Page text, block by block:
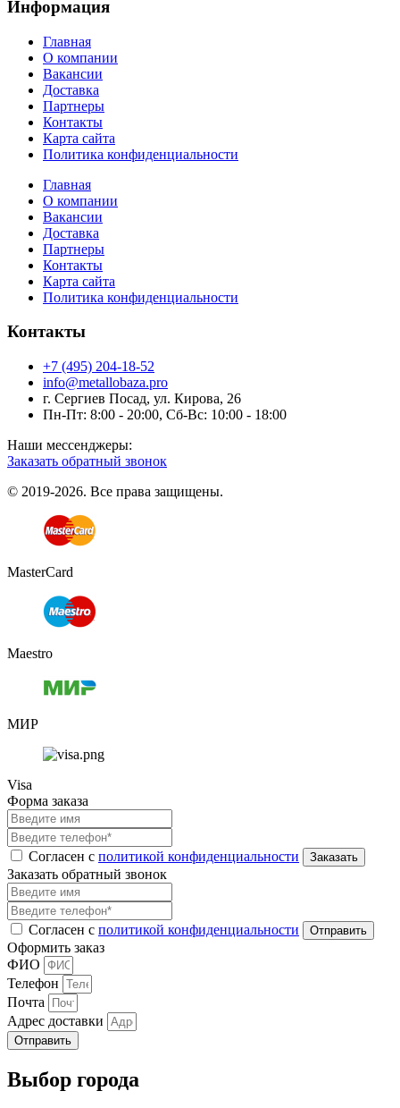
Информация
Главная
О компании
Вакансии
Доставка
Партнеры
Контакты
Карта сайта
Политика конфиденциальности
Главная
О компании
Вакансии
Доставка
Партнеры
Контакты
Карта сайта
Политика конфиденциальности
Контакты
+7 (495) 204-18-52
info@metallobaza.pro
г. Сергиев Посад, ул. Кирова, 26
Пн-Пт: 8:00 - 20:00, Сб-Вс: 10:00 - 18:00
Наши мессенджеры:
Заказать обратный звонок
© 2019-2026. Все права защищены.
MasterCard
Maestro
МИР
Visa
Форма заказа
Согласен с политикой конфиденциальности
Заказать обратный звонок
Согласен с политикой конфиденциальности
Оформить заказ
ФИО
Телефон
Почта
Адрес доставки
Отправить
Выбор города